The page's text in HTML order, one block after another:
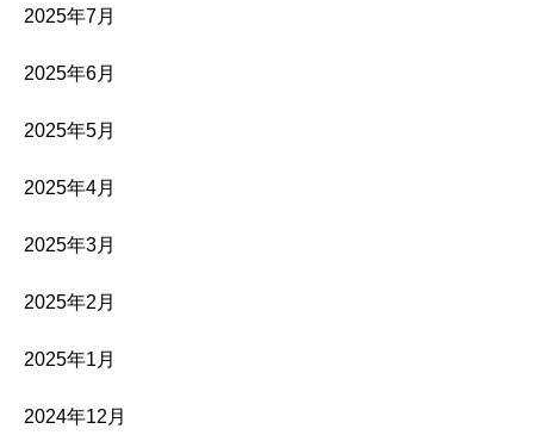
2025年7月
2025年6月
2025年5月
2025年4月
2025年3月
2025年2月
2025年1月
2024年12月